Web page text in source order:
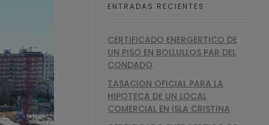
ENTRADAS RECIENTES
CERTIFICADO ENERGERTICO DE
UN PISO EN BOLLULLOS PAR DEL
CONDADO
TASACION OFICIAL PARA LA
HIPOTECA DE UN LOCAL
COMERCIAL EN ISLA CRISTINA